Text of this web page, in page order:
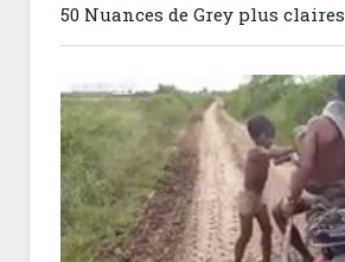
50 Nuances de Grey plus claires